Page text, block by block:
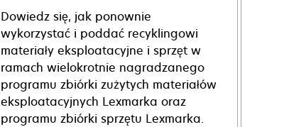
Dowiedz się, jak ponownie
wykorzystać i poddać recyklingowi
materiały eksploatacyjne i sprzęt w
ramach wielokrotnie nagradzanego
programu zbiórki zużytych materiałów
eksploatacyjnych Lexmarka oraz
programu zbiórki sprzętu Lexmarka.